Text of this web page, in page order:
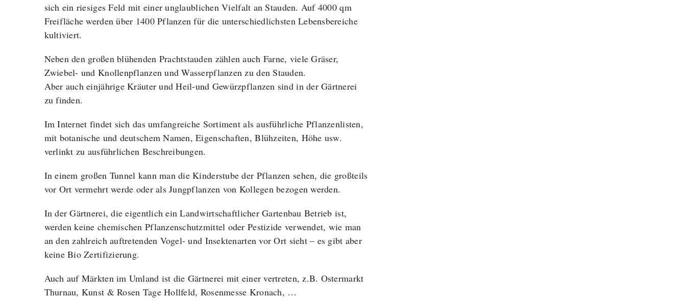
sich ein riesiges Feld mit einer unglaublichen Vielfalt an Stauden. Auf 4000 qm
Freifläche werden über 1400 Pflanzen für die unterschiedlichsten Lebensbereiche
kultiviert.
Neben den großen blühenden Prachtstauden zählen auch Farne, viele Gräser,
Zwiebel- und Knollenpflanzen und Wasserpflanzen zu den Stauden.
Aber auch einjährige Kräuter und Heil-und Gewürzpflanzen sind in der Gärtnerei
zu finden.
Im Internet findet sich das umfangreiche Sortiment als ausführliche Pflanzenlisten,
mit botanische und deutschem Namen, Eigenschaften, Blühzeiten, Höhe usw.
verlinkt zu ausführlichen Beschreibungen.
In einem großen Tunnel kann man die Kinderstube der Pflanzen sehen, die großteils
vor Ort vermehrt werde oder als Jungpflanzen von Kollegen bezogen werden.
In der Gärtnerei, die eigentlich ein Landwirtschaftlicher Gartenbau Betrieb ist,
werden keine chemischen Pflanzenschutzmittel oder Pestizide verwendet, wie man
an den zahlreich auftretenden Vogel- und Insektenarten vor Ort sieht – es gibt aber
keine Bio Zertifizierung.
Auch auf Märkten im Umland ist die Gärtnerei mit einer vertreten, z.B. Ostermarkt
Thurnau, Kunst & Rosen Tage Hollfeld, Rosenmesse Kronach, …